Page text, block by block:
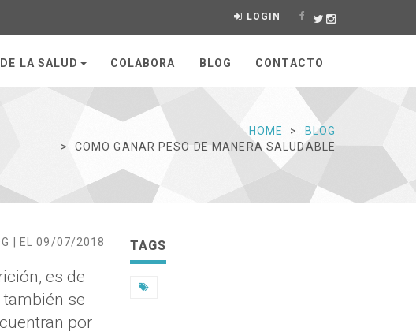
LOGIN
LA SALUD COLABORA BLOG CONTACTO
HOME
BLOG
COMO GANAR PESO DE MANERA SALUDABLE
| EL 09/07/2018
es de
también se
por
TAGS